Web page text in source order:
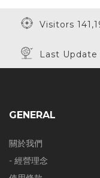
Visitors
Last Update
GENERAL
關於我們
- 經營理念